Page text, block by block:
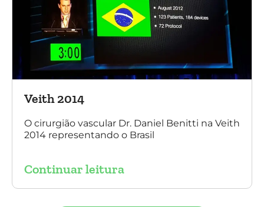
Veith 2014
O cirurgião vascular Dr. Daniel Benitti na Veith
2014 representando o Brasil
Continuar leitura